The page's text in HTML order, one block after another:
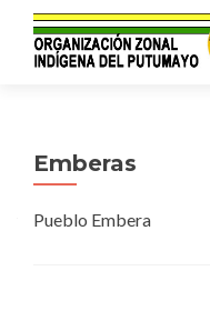
Emberas
Pueblo Embera